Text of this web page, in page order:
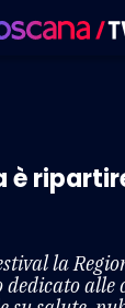
è
la
alle